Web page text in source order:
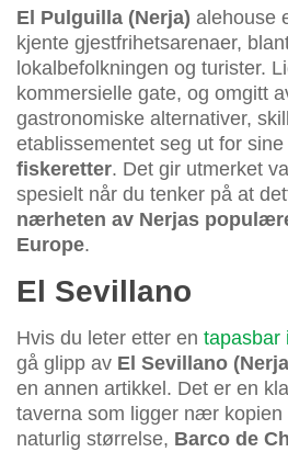
El Pulguilla (Nerja) alehouse
kjente gjestfrihetsarenaer,
lokalbefolkningen og turister.
kommersielle gate, og omgitt
gastronomiske alternativer,
etablissementet seg ut for sine
fiskeretter. Det gir utmerket
spesielt når du tenker på at
nærheten av Nerjas
Europe.
El Sevillano
Hvis du leter etter en tapasbar
gå glipp av El Sevillano
en annen artikkel. Det er en
taverna som ligger nær kopien
naturlig størrelse, Barco de